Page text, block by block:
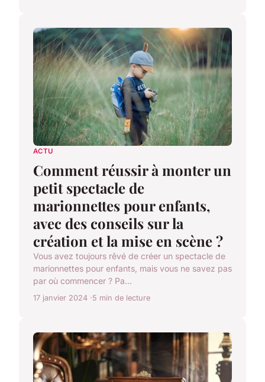
ACTU
Comment réussir à monter un
petit spectacle de
marionnettes pour enfants,
avec des conseils sur la
création et la mise en scène ?
Vous avez toujours rêvé de créer un spectacle de
marionnettes pour enfants, mais vous ne savez pas
par où commencer ? Pa...
17 janvier 2024 5 min de lecture